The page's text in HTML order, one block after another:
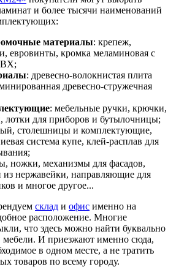
и более тысячи наименований
материалы: крепеж,
евровинты, кромка меламиновая с
: древесно-волокнистая плита
древесно-стружечная
: мебельные ручки, крючки,
лотки для приборов и бутылочницы;
столешницы и комплектующие,
система купе, клей-расплав для
ножки, механизмы для фасадов,
нержавейки, направляющие для
и многое другое...
склад и офис именно на
расположение. Многие
что здесь можно найти буквально
мебели. И приезжают именно сюда,
в одном месте, а не тратить
товаров по всему городу.